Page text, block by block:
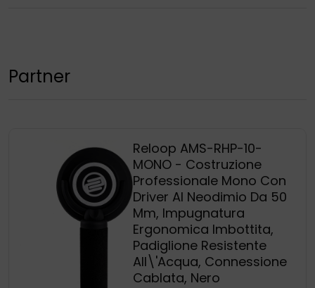
Partner
Reloop AMS-RHP-10-
MONO - Costruzione
Professionale Mono Con
Driver Al Neodimio Da 50
Mm, Impugnatura
Ergonomica Imbottita,
Padiglione Resistente
All\'Acqua, Connessione
Cablata, Nero